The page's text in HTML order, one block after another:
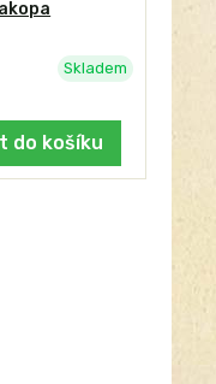
Skladem
do košíku